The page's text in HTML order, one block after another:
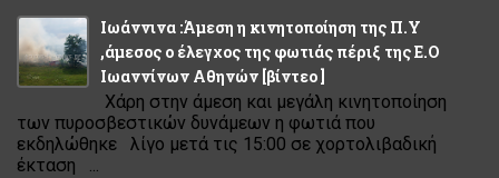
Ιωάννινα :Άμεση η κινητοποίηση της Π.Υ
,άμεσος ο έλεγχος της φωτιάς πέριξ της Ε.Ο
Ιωαννίνων Αθηνών [βίντεο ]
Χάρη στην άμεση και μεγάλη κινητοποίηση
των πυροσβεστικών δυνάμεων η φωτιά που
εκδηλώθηκε λίγο μετά τις 15:00 σε χορτολιβαδική
έκταση ...